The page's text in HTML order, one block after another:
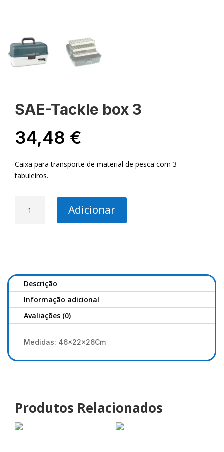
SAE-Tackle box 3
34,48 €
Caixa para transporte de material de pesca com 3
tabuleiros.
Adicionar
Descrição
Informação adicional
Avaliações (0)
Medidas: 46x22x26Cm
Produtos Relacionados